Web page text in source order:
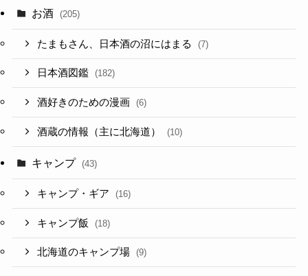
お酒 (205)
たまもさん、日本酒の沼にはまる (7)
日本酒図鑑 (182)
酒好きのための漫画 (6)
酒蔵の情報（主に北海道） (10)
キャンプ (43)
キャンプ・ギア (16)
キャンプ飯 (18)
北海道のキャンプ場 (9)